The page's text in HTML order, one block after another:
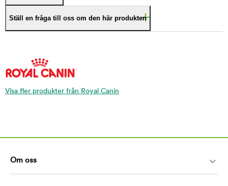
Ställ en fråga till oss om den här produkten
Visa fler produkter från Royal Canin
Om oss